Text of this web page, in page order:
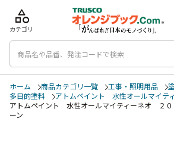
category
カテゴリ
ホーム 商品カテゴリ一覧 工事・照明用品
多目的塗料
アトムペイント 水性オールマイテ
アトムペイント 水性オールマイティーネオ ２
ーン